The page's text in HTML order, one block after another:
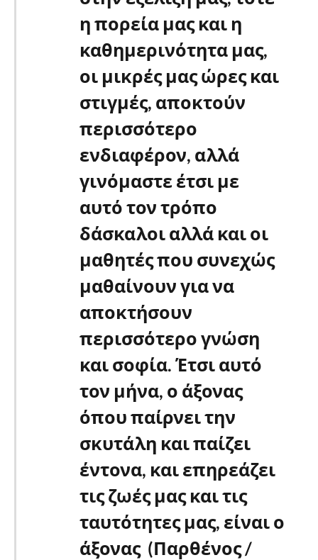
η πορεία μας και η
καθημερινότητα μας,
οι μικρές μας ώρες και
στιγμές, αποκτούν
περισσότερο
ενδιαφέρον, αλλά
γινόμαστε έτσι με
αυτό τον τρόπο
δάσκαλοι αλλά και οι
μαθητές που συνεχώς
μαθαίνουν για να
αποκτήσουν
περισσότερο γνώση
και σοφία. Έτσι αυτό
τον μήνα, ο άξονας
όπου παίρνει την
σκυτάλη και παίζει
έντονα, και επηρεάζει
τις ζωές μας και τις
ταυτότητες μας, είναι ο
άξονας (Παρθένος /